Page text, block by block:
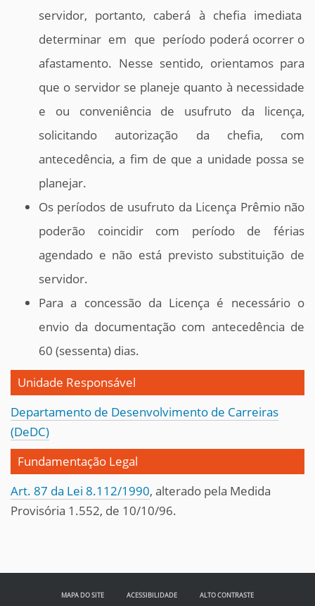
servidor, portanto, caberá à chefia imediata
determinar em que período poderá ocorrer o
afastamento. Nesse sentido, orientamos para
que o servidor se planeje quanto à necessidade
e ou conveniência de usufruto da licença,
solicitando autorização da chefia, com
antecedência, a fim de que a unidade possa se
planejar.
Os períodos de usufruto da Licença Prêmio não
poderão coincidir com período de férias
agendado e não está previsto substituição de
servidor.
Para a concessão da Licença é necessário o
envio da documentação com antecedência de
60 (sessenta) dias.
Unidade Responsável
Departamento de Desenvolvimento de Carreiras
(DeDC)
Fundamentação Legal
Art. 87 da Lei 8.112/1990, alterado pela Medida
Provisória 1.552, de 10/10/96.
MAPA DO SITE ACESSIBILIDADE ALTO CONTRASTE